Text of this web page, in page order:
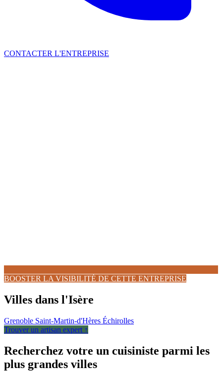
CONTACTER L'ENTREPRISE
BOOSTER LA VISIBILITÉ DE CETTE ENTREPRISE
Villes dans l'Isère
Grenoble Saint-Martin-d'Hères Échirolles
Trouver un artisan expert ↑
Recherchez votre un cuisiniste parmi les
plus grandes villes